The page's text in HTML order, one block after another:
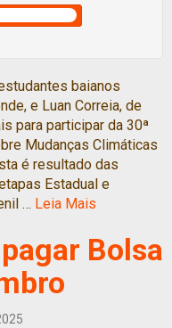
baianos
e Luan Correia, de
para participar da 30ª
Mudanças Climáticas
é resultado das
Estadual e
… Leia Mais
Bolsa